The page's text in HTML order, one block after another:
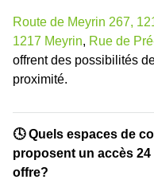
Route de Meyrin 267,
1217 Meyrin, Rue de
offrent des possibilités
proximité.
🕓 Quels espaces de
proposent un accès
offre?